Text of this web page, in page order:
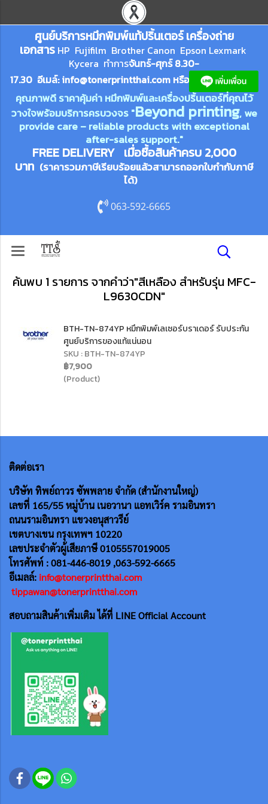
ศูนย์บริการหมึกพิมพ์แท้ปริ้นเตอร์ เครื่องถ่าย
เอกสาร HP Fujifilm Brother Canon Epson Lexmark
Kycera ทำการจันทร์-ศุกร์ 8.30-
17.30 อีเมล์:info@tonerprintthai.com หรือ
คุณภาพดี ราคาคุ้มค่า หมึกพิมพ์และเครื่องปริ้นเตอร์ที่คุณไว้
วางใจพร้อมบริการครบวงจร "Beyond printing, we
provide care – reliable products with exceptional
after-sales support."
FREE DELIVERY เมื่อซื้อสินค้าครบ 2,000
บาท (ราคารวมภาษีเรียบร้อยแล้วสามารถออกใบกำกับภาษี
ได้)
063-592-6665
ค้นพบ 1 รายการ จากคำว่า"สีเหลือง สำหรับรุ่น MFC-
L9630CDN"
BTH-TN-874YP หมึกพิมพ์เลเซอร์บราเดอร์ รับประกัน
ศูนย์บริการของแท้แน่นอน
SKU : BTH-TN-874YP
฿7,900
(Product)
ติดต่อเรา
บริษัท ทิพย์ถาวร ซัพพลาย จำกัด (สำนักงานใหญ่)
เลขที่ 165/55หมู่บ้าน เนอวานา แอทเวิร์ค รามอินทรา
ถนนรามอินทรา แขวงอนุสาวรีย์
เขตบางเขน กรุงเทพฯ 10220
เลขประจำตัวผู้เสียภาษี 0105557019005
โทรศัพท์ : 081-446-8019 ,063-592-6665
อีเมลล์: info@tonerprintthai.com
tippawan@tonerprintthai.com
สอบถามสินค้าเพิ่มเติม ได้ที่ LINE Official Account